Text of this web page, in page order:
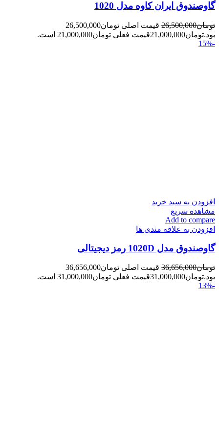
گاوصندوق ایران کاوه مدل 1020
تومان26,500,000
قیمت اصلی تومان26,500,000
بود.تومان21,000,000قیمت فعلی تومان21,000,000 است.
-15%
افزودن به سبد خرید
مشاهده سریع
Add to compare
افزودن به علاقه مندی ها
گاوصندوق مدل 1020D رمز دیجیتالی
تومان36,656,000
قیمت اصلی تومان36,656,000
بود.تومان31,000,000قیمت فعلی تومان31,000,000 است.
-13%